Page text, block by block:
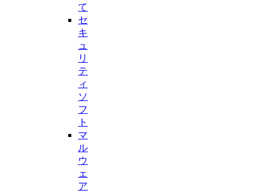
て
セ
キ
ュ
リ
テ
ィ
ソ
フ
ト
マ
ル
ウ
ェ
ア